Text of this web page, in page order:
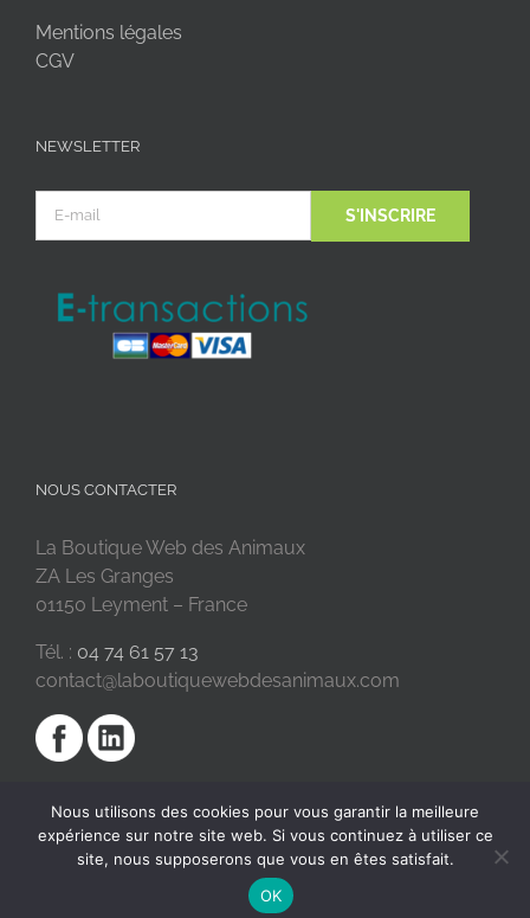
Mentions légales
CGV
NEWSLETTER
NOUS CONTACTER
La Boutique Web des Animaux
ZA Les Granges
01150 Leyment – France
Tél. : 04 74 61 57 13
contact@laboutiquewebdesanimaux.com
2018 © La Boutique Web des Animaux | Réalisé par
Nous utilisons des cookies pour vous garantir la meilleure
expérience sur notre site web. Si vous continuez à utiliser ce
site, nous supposerons que vous en êtes satisfait.
OK